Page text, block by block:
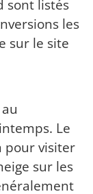
sont listés
les
sur le site
Le
pour visiter
sur les